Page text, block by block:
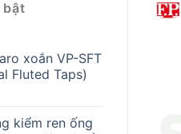
bật
xoắn VP-SFT
Fluted Taps)
kiểm ren ống